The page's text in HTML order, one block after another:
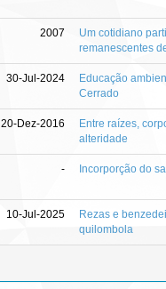
2007
Um cotidiano
remanescentes
30-Jul-2024
Educação
Cerrado
20-Dez-2016
Entre raízes,
alteridade
- Incorporção do
10-Jul-2025
Rezas e
quilombola